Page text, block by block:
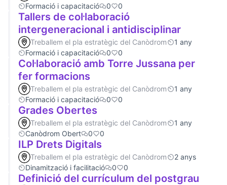
Formació i capacitació
0 0
Tallers de col·laboració
intergeneracional i antidisciplinar
Treballem el pla estratègic del Canòdrom
1 any
Formació i capacitació
0 0
Col·laboració amb Torre Jussana per
fer formacions
Treballem el pla estratègic del Canòdrom
1 any
Formació i capacitació
0 0
Grades Obertes
Treballem el pla estratègic del Canòdrom
1 any
Canòdrom Obert
0 0
ILP Drets Digitals
Treballem el pla estratègic del Canòdrom
2 anys
Dinamització i facilitació
0 0
Definició del currículum del postgrau